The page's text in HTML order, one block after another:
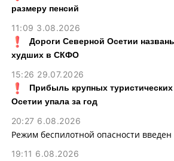
размеру пенсий
11:09 3.08.2026
Дороги Северной Осетии
худших в СКФО
15:26 29.07.2026
Прибыль крупных
Осетии упала за год
20:27 6.08.2026
Режим беспилотной опасности
19:11 6.08.2026